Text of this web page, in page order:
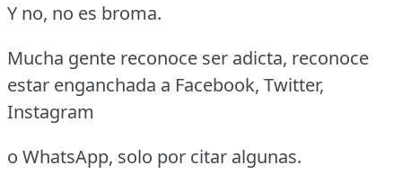
Y no, no es broma.
Mucha gente reconoce ser adicta, reconoce
estar enganchada a Facebook, Twitter,
Instagram
o WhatsApp, solo por citar algunas.